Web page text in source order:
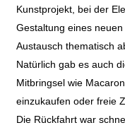
Kunstprojekt, bei der
Gestaltung eines
Austausch thematisch
Natürlich gab es auch
Mitbringsel wie
einzukaufen oder freie
Die Rückfahrt war